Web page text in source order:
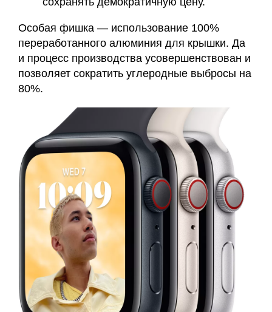
Особая фишка — использование 100%
переработанного алюминия для крышки. Да
и процесс производства усовершенствован и
позволяет сократить углеродные выбросы на
80%.